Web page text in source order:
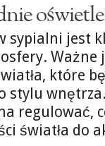
sypialni jest
Ważne
które
stylu
regulować,
światła do